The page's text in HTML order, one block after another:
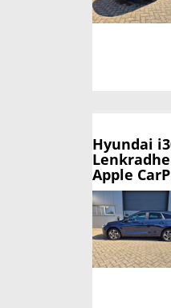
Hyundai
Apple